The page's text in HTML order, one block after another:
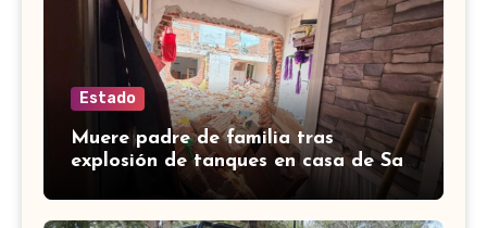
Estado
Muere padre de familia tras
explosión de tanques en casa de San
José de Iturbide